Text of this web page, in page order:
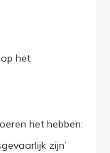
op het
het hebben:
zijn’